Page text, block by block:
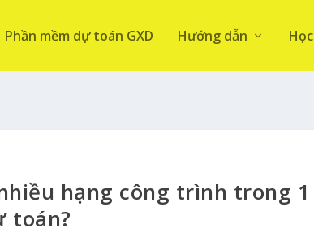
Phần mềm dự toán GXD Hướng dẫn
hạng công trình trong 1
toán?